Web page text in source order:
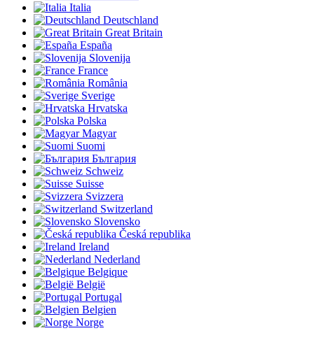
Italia
Deutschland
Great Britain
España
Slovenija
France
România
Sverige
Hrvatska
Polska
Magyar
Suomi
България
Schweiz
Suisse
Svizzera
Switzerland
Slovensko
Česká republika
Ireland
Nederland
Belgique
België
Portugal
Belgien
Norge